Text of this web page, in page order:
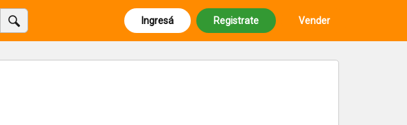
Vender
Registrate
Ingresá